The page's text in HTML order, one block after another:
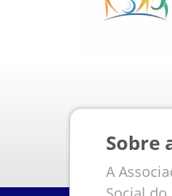
Sobre
A